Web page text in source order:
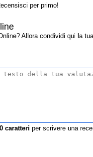
per primo!
Allora condividi qui la
caratteri per scrivere una